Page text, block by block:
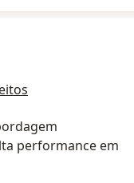
performance em